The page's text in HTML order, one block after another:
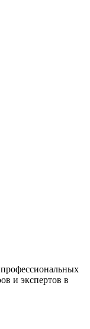
и экспертов в